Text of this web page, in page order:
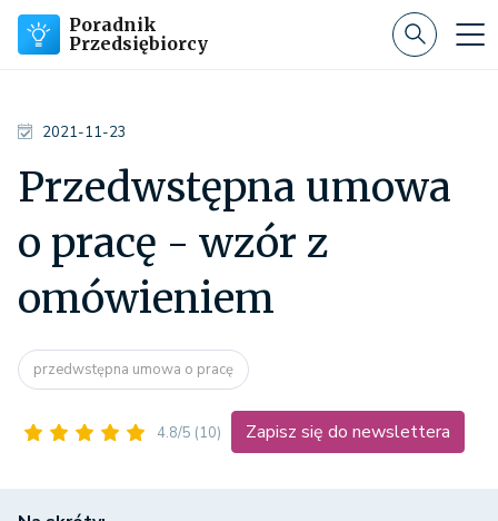
Poradnik
Przedsiębiorcy
2021-11-23
Przedwstępna umowa
o pracę - wzór z
omówieniem
przedwstępna umowa o pracę
4.8/5 (10) Zapisz się do newslettera